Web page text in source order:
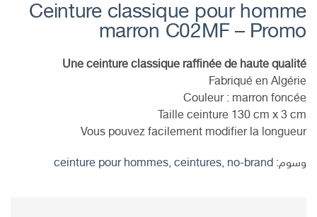
Ceinture classique pour homme
marron C02MF – Promo
Une ceinture classique raffinée de haute qualité
Fabriqué en Algérie
Couleur : marron foncée
Taille ceinture 130 cm x 3 cm
Vous pouvez facilement modifier la longueur
وسوم: ceinture pour hommes,ceintures,no-brand